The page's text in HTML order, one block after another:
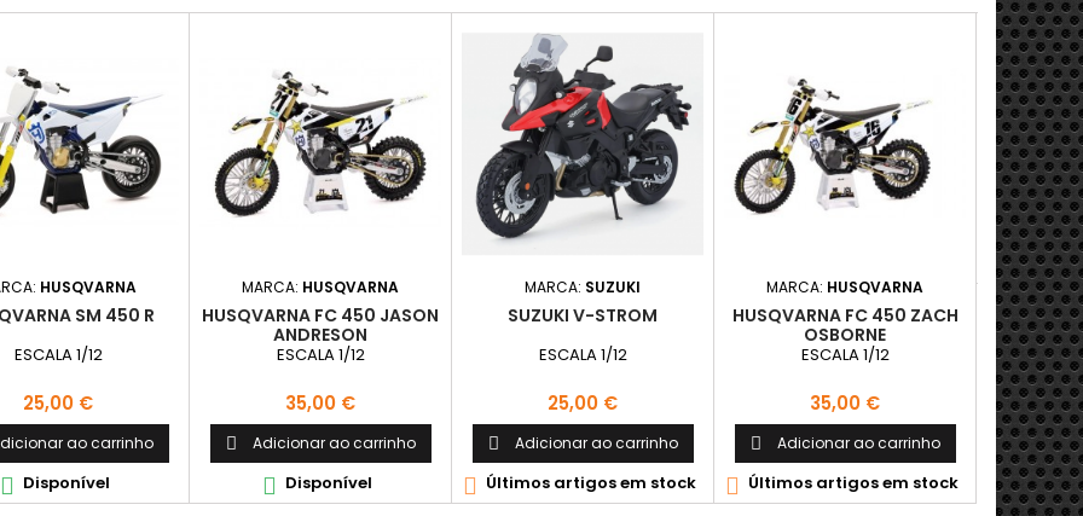
HUSQVARNA
SM 450 R
ESCALA 1/12
Preço
25,00 €
ao carrinho
 Disponível
MARCA: HUSQVARNA
HUSQVARNA FC 450 JASON
ANDRESON
ESCALA 1/12
Preço
35,00 €
 Adicionar ao carrinho
 Disponível
MARCA: SUZUKI
SUZUKI V-STROM
ESCALA 1/12
Preço
25,00 €
 Adicionar ao carrinho
 Últimos artigos em stock
MARCA: HUSQVARNA
HUSQVARNA FC 450 ZACH
OSBORNE
ESCALA 1/12
Preço
35,00 €
 Adicionar ao carrinho
 Últimos artigos em stock
HONDA

